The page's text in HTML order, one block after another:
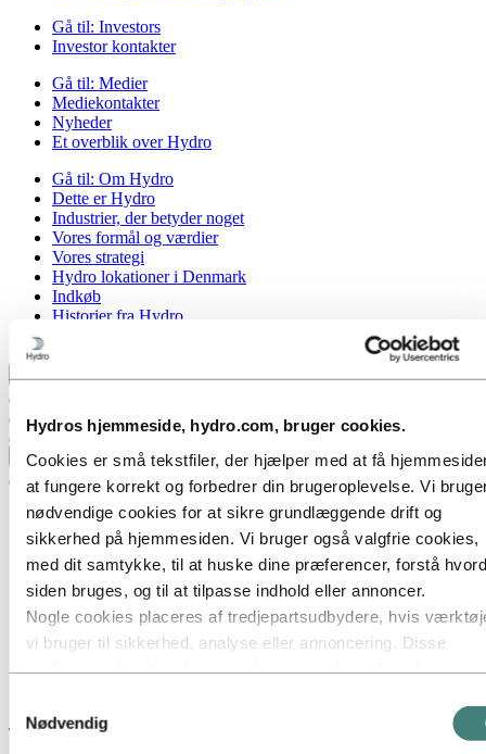
Hydros hjemmeside, hydro.com, bruger cookies.
Cookies er små tekstfiler, der hjælper med at få
at fungere korrekt og forbedrer din brugeroplevelse. Vi
nødvendige cookies for at sikre grundlæggende drift og
sikkerhed på hjemmesiden. Vi bruger også valgfrie cookies,
med dit samtykke, til at huske dine præferencer, forstå
siden bruges, og til at tilpasse indhold eller annoncer.
Nogle cookies placeres af tredjepartsudbydere, hvis
vi bruger til sikkerhed, analyse eller annoncering. Disse
givet dem, eller som de har indsamlet gennem din brug af
tjenester. Den tredjepart, der er angivet som ansvarlig for en
Nødvendig
Gå til: Investors
Investor kontakter
Gå til: Medier
Mediekontakter
Nyheder
Et overblik over Hydro
Gå til: Om Hydro
Dette er Hydro
Industrier, der betyder noget
Vores formål og værdier
Vores strategi
Hydro lokationer i Denmark
Indkøb
Historier fra Hydro
Tilbage til hovedmenuen
Luk
Storiesby